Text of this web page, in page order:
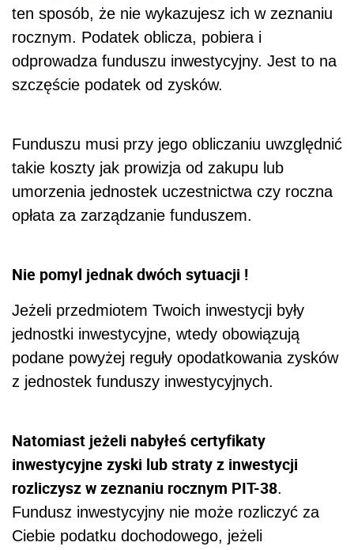
ten sposób, że nie wykazujesz ich w zeznaniu
rocznym. Podatek oblicza, pobiera i
odprowadza funduszu inwestycyjny. Jest to na
szczęście podatek od zysków.
Funduszu musi przy jego obliczaniu uwzględnić
takie koszty jak prowizja od zakupu lub
umorzenia jednostek uczestnictwa czy roczna
opłata za zarządzanie funduszem.
Nie pomyl jednak dwóch sytuacji !
Jeżeli przedmiotem Twoich inwestycji były
jednostki inwestycyjne, wtedy obowiązują
podane powyżej reguły opodatkowania zysków
z jednostek funduszy inwestycyjnych.
Natomiast jeżeli nabyłeś certyfikaty
inwestycyjne zyski lub straty z inwestycji
rozliczysz w zeznaniu rocznym PIT-38.
Fundusz inwestycyjny nie może rozliczyć za
Ciebie podatku dochodowego, jeżeli